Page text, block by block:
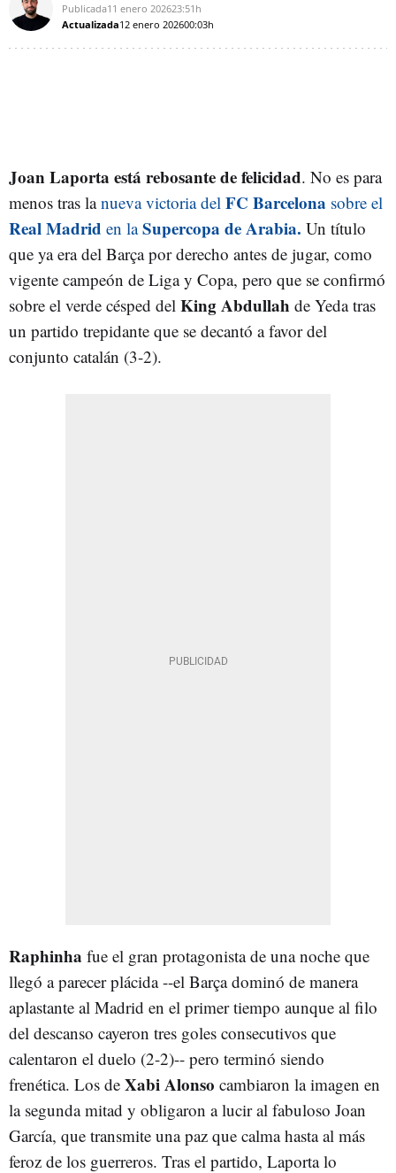
Publicada11 enero 202623:51h
Actualizada12 enero 202600:03h
Joan Laporta está rebosante de felicidad. No es para
menos tras lanueva victoria del FC Barcelona sobre el
Real Madrid en laSupercopa de Arabia. Un título
que ya era del Barça por derecho antes de jugar, como
vigente campeón de Liga y Copa, pero que se confirmó
sobre el verde césped del King Abdullah de Yeda tras
un partido trepidante que se decantó a favor del
conjunto catalán (3-2).
Raphinha fue el gran protagonista de una noche que
llegó a parecer plácida --el Barça dominó de manera
aplastante al Madrid en el primer tiempo aunque al filo
del descanso cayeron tres goles consecutivos que
calentaron el duelo (2-2)-- pero terminó siendo
frenética. Los de Xabi Alonso cambiaron la imagen en
la segunda mitad y obligaron a lucir al fabuloso Joan
García, que transmite una paz que calma hasta al más
feroz de los guerreros. Tras el partido, Laporta lo